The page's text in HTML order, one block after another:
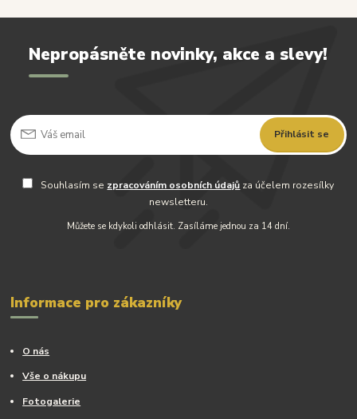
Nepropásněte novinky, akce a slevy!
Přihlásit se
Souhlasím se zpracováním osobních údajů za účelem rozesílky
newsletteru.
Můžete se kdykoli odhlásit. Zasíláme jednou za 14 dní.
Informace pro zákazníky
O nás
Vše o nákupu
Fotogalerie